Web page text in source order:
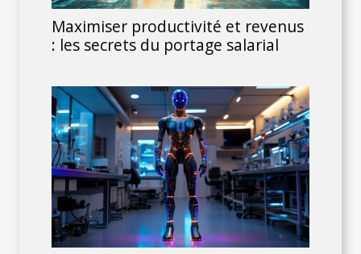
Maximiser productivité et revenus
: les secrets du portage salarial